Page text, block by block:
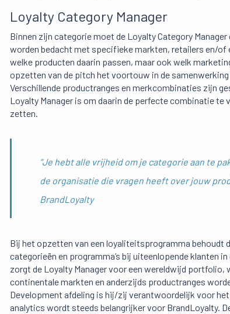
Loyalty Category Manager
Binnen zijn categorie moet de Loyalty Category
worden bedacht met specifieke markten, retailers en/of
welke producten daarin passen, maar ook welk
opzetten van de pitch het voortouw in de
Verschillende productranges en merkcombinaties zijn
Loyalty Manager is om daarin de perfecte combinatie
zetten.
“Je hebt alle vrijheid om je categorie aan te
de organisatie die vragen heeft over jouw
BrandLoyalty
Bij het opzetten van een loyaliteitsprogramma behoudt
categorieën en programma’s bij uiteenlopende klanten
zorgt de Loyalty Manager voor een wereldwijd
continentale markten en anderzijds productranges
Development afdeling is hij/zij verantwoordelijk voor
analytics wordt steeds belangrijker voor BrandLoyalty.